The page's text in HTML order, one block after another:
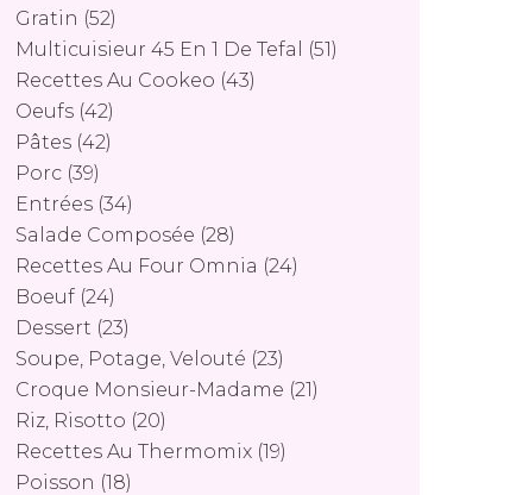
Gratin (52)
Multicuisieur 45 En 1 De Tefal
(51)
Recettes Au Cookeo (43)
Oeufs (42)
Pâtes (42)
Porc (39)
Entrées (34)
Salade Composée (28)
Recettes Au Four Omnia (24)
Boeuf (24)
Dessert (23)
Soupe, Potage, Velouté (23)
Croque Monsieur-Madame (21)
Riz, Risotto (20)
Recettes Au Thermomix (19)
Poisson (18)